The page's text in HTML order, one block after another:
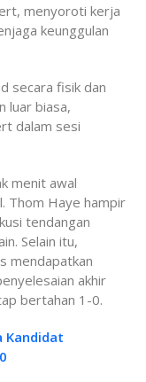
menyoroti kerja
keunggulan
secara fisik dan
luar biasa,
dalam sesi
menit awal
Thom Haye hampir
tendangan
Selain itu,
mendapatkan
akhir
bertahan 1-0.
Kandidat